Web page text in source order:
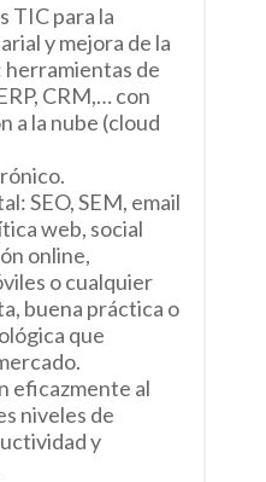
TIC para la
y mejora de la
de
CRM,… con
a la nube (cloud
SEO, SEM, email
web, social
online,
o cualquier
buena práctica o
que
eficazmente al
niveles de
y